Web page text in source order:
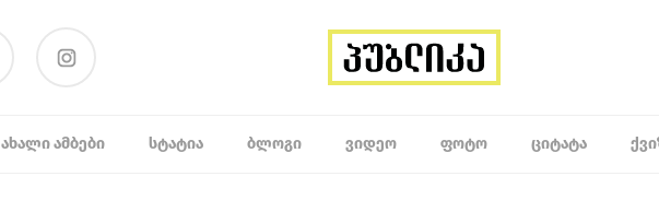
ᲐᲮᲐᲚᲘ ᲐᲛᲑᲔᲑᲘ ᲡᲢᲐᲢᲘᲐ ᲑᲚᲝᲒᲘ ᲕᲘᲓᲔᲝ ᲤᲝᲢᲝ ᲪᲘᲢᲐᲢᲐ